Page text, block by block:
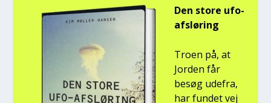
Den sto­re ufo-
afslø­ring
Tro­en på, at
Jor­den får
besøg ude­fra,
har fun­det vej